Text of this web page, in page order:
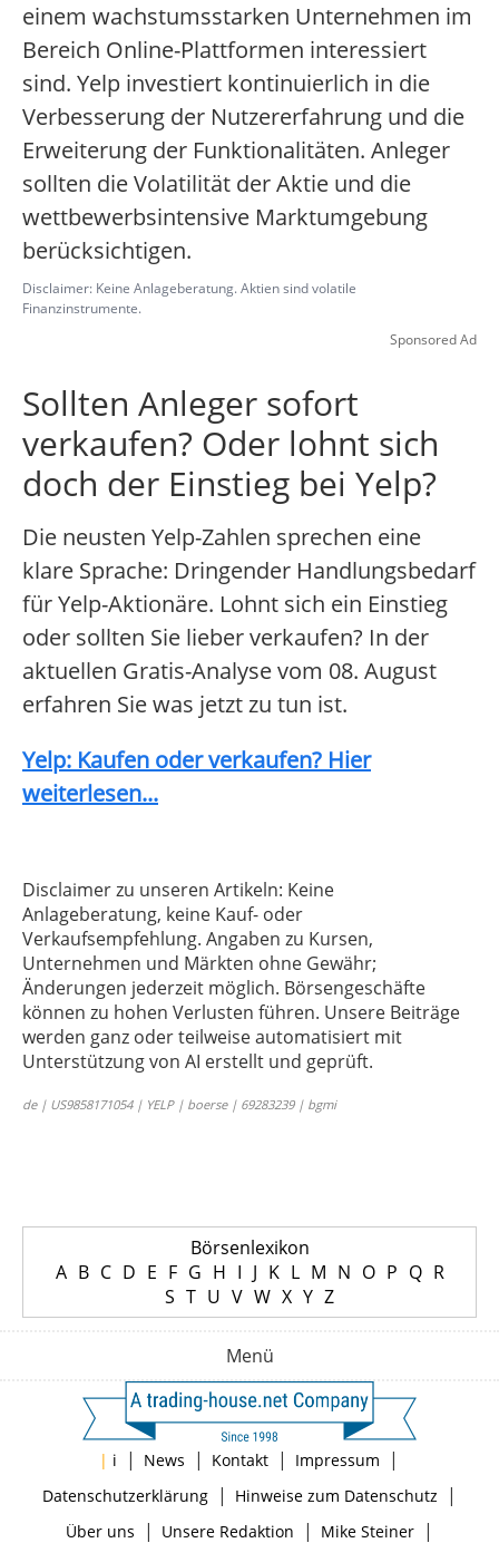
einem wachstumsstarken Unternehmen im
Bereich Online-Plattformen interessiert
sind. Yelp investiert kontinuierlich in die
Verbesserung der Nutzererfahrung und die
Erweiterung der Funktionalitäten. Anleger
sollten die Volatilität der Aktie und die
wettbewerbsintensive Marktumgebung
berücksichtigen.
Disclaimer: Keine Anlageberatung. Aktien sind volatile
Finanzinstrumente.
Sponsored Ad
Sollten Anleger sofort
verkaufen? Oder lohnt sich
doch der Einstieg bei Yelp?
Die neusten Yelp-Zahlen sprechen eine
klare Sprache: Dringender Handlungsbedarf
für Yelp-Aktionäre. Lohnt sich ein Einstieg
oder sollten Sie lieber verkaufen? In der
aktuellen Gratis-Analyse vom 08. August
erfahren Sie was jetzt zu tun ist.
Yelp: Kaufen oder verkaufen? Hier
weiterlesen...
Disclaimer zu unseren Artikeln: Keine
Anlageberatung, keine Kauf- oder
Verkaufsempfehlung. Angaben zu Kursen,
Unternehmen und Märkten ohne Gewähr;
Änderungen jederzeit möglich. Börsengeschäfte
können zu hohen Verlusten führen. Unsere Beiträge
werden ganz oder teilweise automatisiert mit
Unterstützung von AI erstellt und geprüft.
de | US9858171054 | YELP | boerse | 69283239 | bgmi
Börsenlexikon
A B C D E F G H I J K L M N O P Q R
S T U V W X Y Z
Menü
| i | News | Kontakt | Impressum |
Datenschutzerklärung| Hinweise zum Datenschutz |
Über uns | Unsere Redaktion | Mike Steiner|